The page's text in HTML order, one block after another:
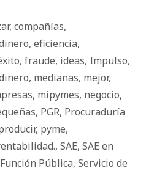
, compañías,
, eficiencia,
, fraude, ideas, Impulso,
, medianas, mejor,
, mipymes, negocio,
, PGR, Procuraduría
, pyme,
, SAE, SAE en
Pública, Servicio de